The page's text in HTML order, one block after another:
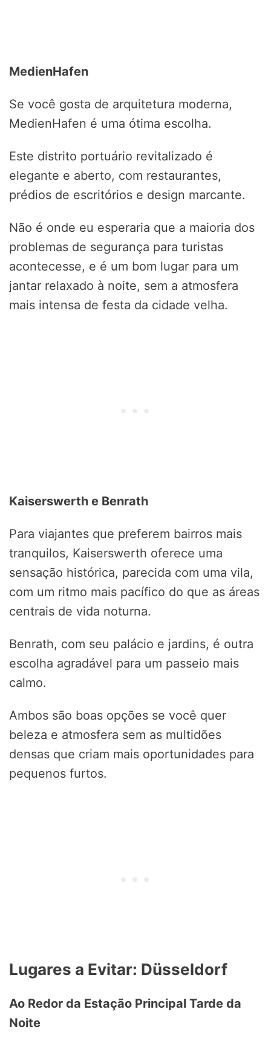
MedienHafen
Se você gosta de arquitetura moderna,
MedienHafen é uma ótima escolha.
Este distrito portuário revitalizado é
elegante e aberto, com restaurantes,
prédios de escritórios e design marcante.
Não é onde eu esperaria que a maioria dos
problemas de segurança para turistas
acontecesse, e é um bom lugar para um
jantar relaxado à noite, sem a atmosfera
mais intensa de festa da cidade velha.
Kaiserswerth e Benrath
Para viajantes que preferem bairros mais
tranquilos, Kaiserswerth oferece uma
sensação histórica, parecida com uma vila,
com um ritmo mais pacífico do que as áreas
centrais de vida noturna.
Benrath, com seu palácio e jardins, é outra
escolha agradável para um passeio mais
calmo.
Ambos são boas opções se você quer
beleza e atmosfera sem as multidões
densas que criam mais oportunidades para
pequenos furtos.
Lugares a Evitar: Düsseldorf
Ao Redor da Estação Principal Tarde da
Noite